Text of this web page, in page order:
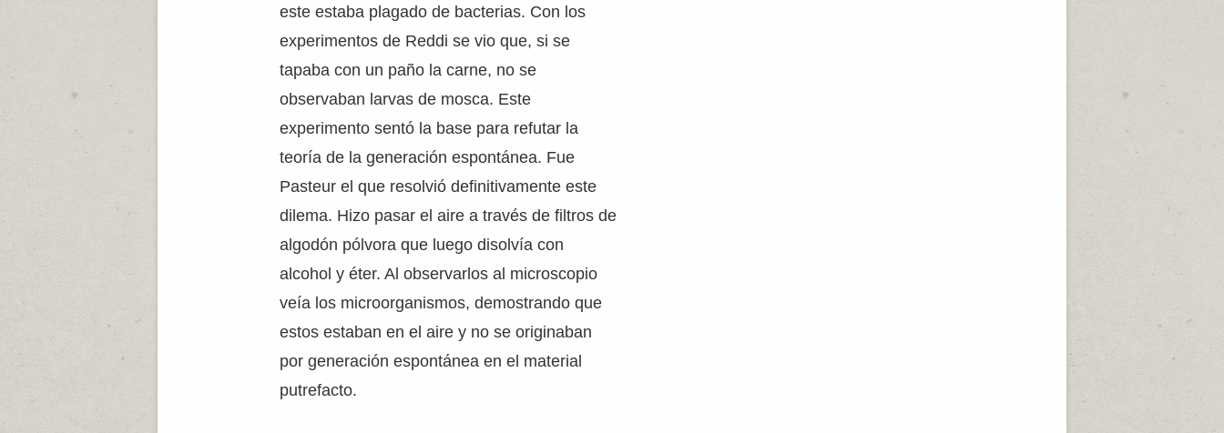
este estaba plagado de bacterias. Con los
experimentos de Reddi se vio que, si se
tapaba con un paño la carne, no se
observaban larvas de mosca. Este
experimento sentó la base para refutar la
teoría de la generación espontánea. Fue
Pasteur el que resolvió definitivamente este
dilema. Hizo pasar el aire a través de filtros de
algodón pólvora que luego disolvía con
alcohol y éter. Al observarlos al microscopio
veía los microorganismos, demostrando que
estos estaban en el aire y no se originaban
por generación espontánea en el material
putrefacto.